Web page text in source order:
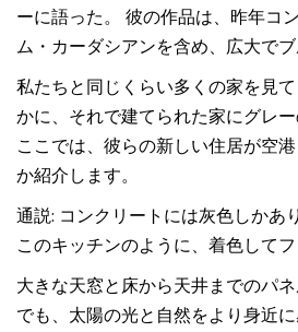
ーに語った。 彼の作品は、昨年コ
ム・カーダシアンを含め、広大で
私たちと同じくらい多くの家を見
かに、それで建てられた家にグレ
ここでは、彼らの新しい住居が空
か紹介します。
通説: コンクリートには灰色しかあ
このキッチンのように、着色して
大きな天窓と床から天井までのパ
でも、太陽の光と自然をより身近